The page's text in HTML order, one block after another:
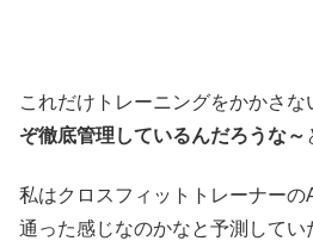
これだけトレーニングをかかさな
ぞ徹底管理しているんだろうな～
私はクロスフィットトレーナーの
通った感じなのかなと予測して